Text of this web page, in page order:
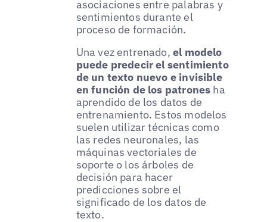
asociaciones entre palabras y
sentimientos durante el
proceso de formación.
Una vez entrenado,el modelo
puede predecir el sentimiento
de un texto nuevo e invisible
en función de los patrones ha
aprendido de los datos de
entrenamiento. Estos modelos
suelen utilizar técnicas como
las redes neuronales, las
máquinas vectoriales de
soporte o los árboles de
decisión para hacer
predicciones sobre el
significado de los datos de
texto.